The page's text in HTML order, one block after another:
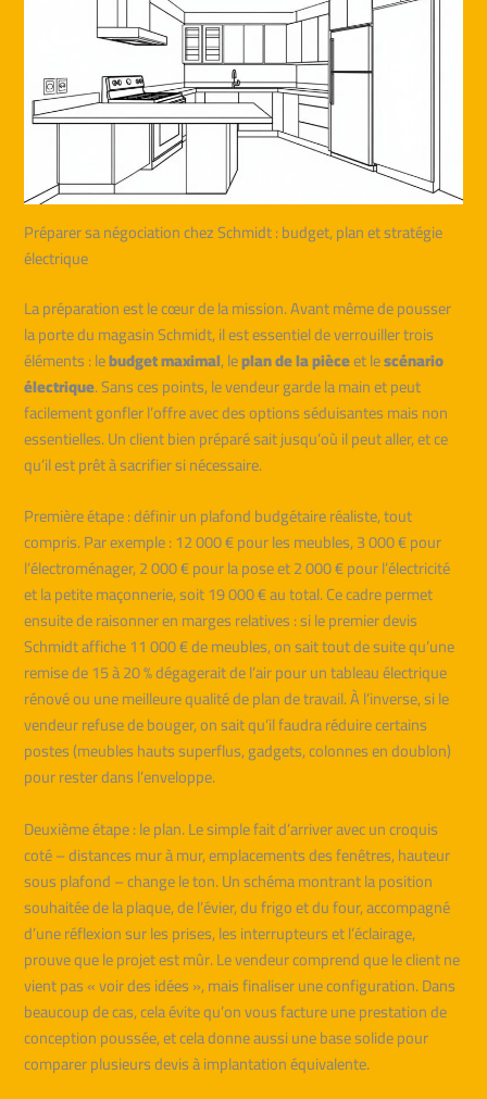
Préparer sa négociation chez Schmidt : budget, plan et stratégie
électrique
La préparation est le cœur de la mission. Avant même de pousser
la porte du magasin Schmidt, il est essentiel de verrouiller trois
éléments : lebudget maximal, leplan de la pièceet lescénario
électrique. Sans ces points, le vendeur garde la main et peut
facilement gonfler l’offre avec des options séduisantes mais non
essentielles. Un client bien préparé sait jusqu’où il peut aller, et ce
qu’il est prêt à sacrifier si nécessaire.
Première étape : définir un plafond budgétaire réaliste, tout
compris. Par exemple : 12 000 € pour les meubles, 3 000 € pour
l’électroménager, 2 000 € pour la pose et 2 000 € pour l’électricité
et la petite maçonnerie, soit 19 000 € au total. Ce cadre permet
ensuite de raisonner en marges relatives : si le premier devis
Schmidt affiche 11 000 € de meubles, on sait tout de suite qu’une
remise de 15 à 20 % dégagerait de l’air pour un tableau électrique
rénové ou une meilleure qualité de plan de travail. À l’inverse, si le
vendeur refuse de bouger, on sait qu’il faudra réduire certains
postes (meubles hauts superflus, gadgets, colonnes en doublon)
pour rester dans l’enveloppe.
Deuxième étape : le plan. Le simple fait d’arriver avec un croquis
coté – distances mur à mur, emplacements des fenêtres, hauteur
sous plafond – change le ton. Un schéma montrant la position
souhaitée de la plaque, de l’évier, du frigo et du four, accompagné
d’une réflexion sur les prises, les interrupteurs et l’éclairage,
prouve que le projet est mûr. Le vendeur comprend que le client ne
vient pas « voir des idées », mais finaliser une configuration. Dans
beaucoup de cas, cela évite qu’on vous facture une prestation de
conception poussée, et cela donne aussi une base solide pour
comparer plusieurs devis à implantation équivalente.